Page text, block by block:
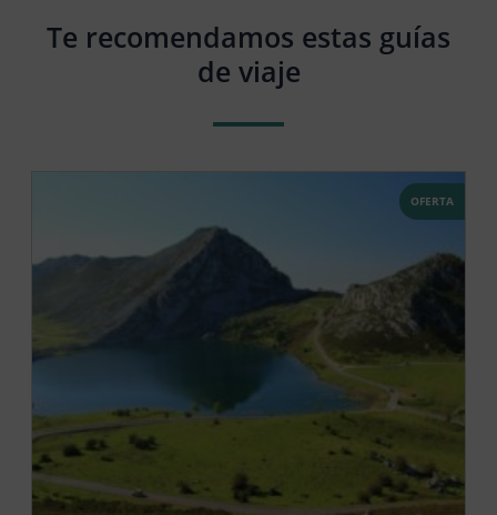
Te recomendamos estas guías
de viaje
OFERTA